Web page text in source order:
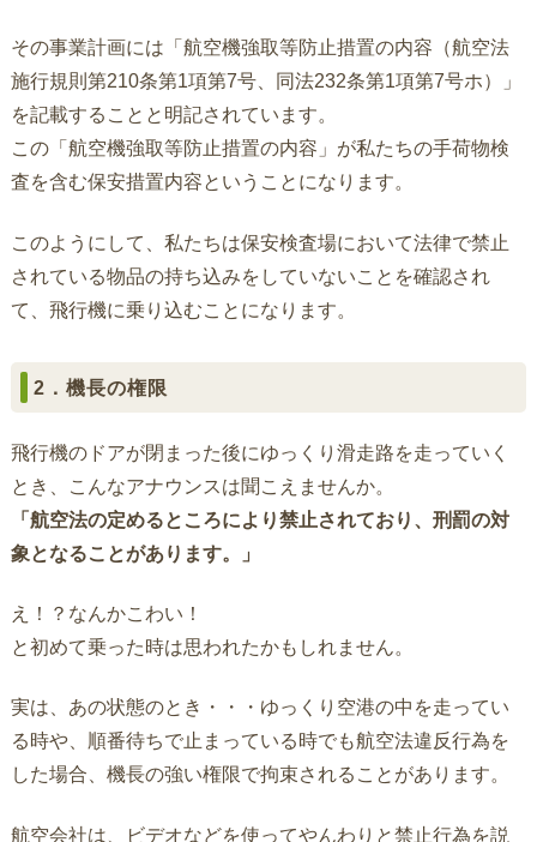
その事業計画には「航空機強取等防止措置の内容（航空法
施行規則第210条第1項第7号、同法232条第1項第7号ホ）」
を記載することと明記されています。
この「航空機強取等防止措置の内容」が私たちの手荷物検
査を含む保安措置内容ということになります。
このようにして、私たちは保安検査場において法律で禁止
されている物品の持ち込みをしていないことを確認され
て、飛行機に乗り込むことになります。
2．機長の権限
飛行機のドアが閉まった後にゆっくり滑走路を走っていく
とき、こんなアナウンスは聞こえませんか。
「航空法の定めるところにより禁止されており、刑罰の対
象となることがあります。」
え！？なんかこわい！
と初めて乗った時は思われたかもしれません。
実は、あの状態のとき・・・ゆっくり空港の中を走ってい
る時や、順番待ちで止まっている時でも航空法違反行為を
した場合、機長の強い権限で拘束されることがあります。
航空会社は、ビデオなどを使ってやんわりと禁止行為を説